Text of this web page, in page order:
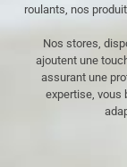
roulants, nos
Nos stores,
ajoutent une
assurant une
expertise, vous